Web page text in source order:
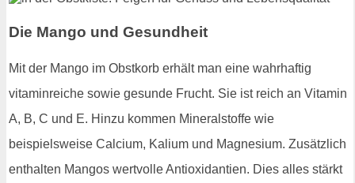
Die Mango und Gesundheit
Mit der Mango im Obstkorb erhält man eine wahrhaftig
vitaminreiche sowie gesunde Frucht. Sie ist reich an Vitamin
A, B, C und E. Hinzu kommen Mineralstoffe wie
beispielsweise Calcium, Kalium und Magnesium. Zusätzlich
enthalten Mangos wertvolle Antioxidantien. Dies alles stärkt